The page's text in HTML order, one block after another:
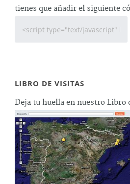
tienes que añadir el siguiente
LIBRO DE VISITAS
Deja tu huella en nuestro Libro